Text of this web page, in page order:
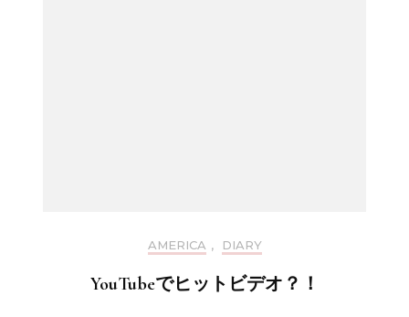
AMERICA , DIARY
YouTubeでヒットビデオ？！